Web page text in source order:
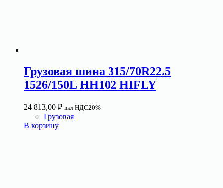
Грузовая шина 315/70R22.5
1526/150L HH102 HIFLY
24 813,00 ₽ вкл НДС20%
Грузовая
В корзину